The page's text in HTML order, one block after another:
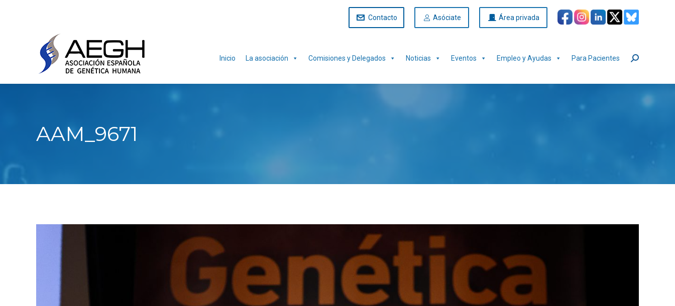
Contacto Asóciate Área privada
Inicio La asociación Comisiones y Delegados Noticias Eventos Empleo y Ayudas Para Pacientes Buscar:
AAM_9671